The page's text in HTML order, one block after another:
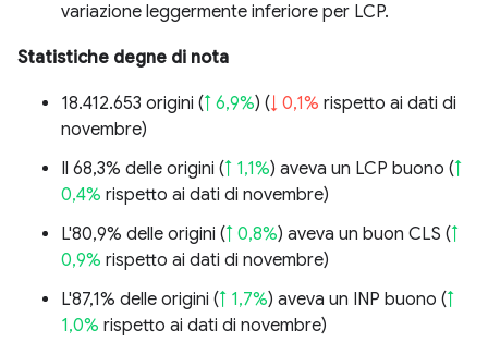
variazione leggermente inferiore per LCP.
Statistiche degne di nota
18.412.653 origini (↑ 6,9%) (↓ 0,1% rispetto ai dati di
novembre)
Il 68,3% delle origini (↑ 1,1%) aveva un LCP buono (↑
0,4% rispetto ai dati di novembre)
L'80,9% delle origini (↑ 0,8%) aveva un buon CLS (↑
0,9% rispetto ai dati di novembre)
L'87,1% delle origini (↑ 1,7%) aveva un INP buono (↑
1,0% rispetto ai dati di novembre)